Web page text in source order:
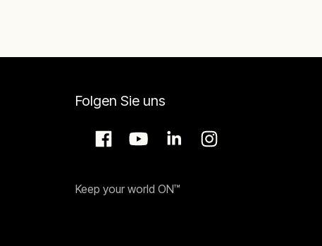
Folgen Sie uns
Keep your world ON™